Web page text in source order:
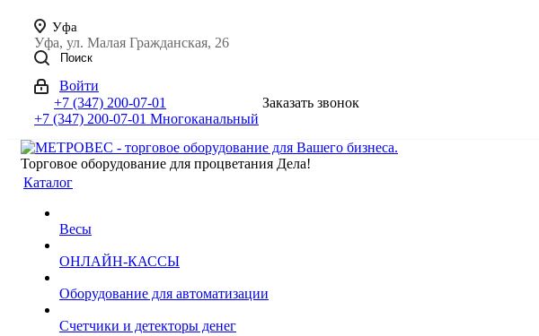
Уфа
Уфа, ул. Малая Гражданская, 26
Поиск
Войти
+7 (347) 200-07-01
+7 (347) 200-07-01 Многоканальный
Заказать звонок
Торговое оборудование для процветания Дела!
Каталог
Весы
ОНЛАЙН-КАССЫ
Оборудование для автоматизации
Счетчики и детекторы денег